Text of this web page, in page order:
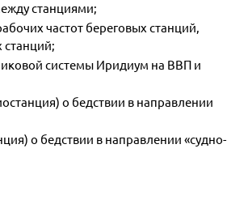
станциями;
частот береговых станций,
системы Иридиум на ВВП и
о бедствии в направлении
о бедствии в направлении «судно-